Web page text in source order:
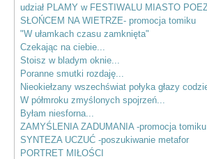
udział PLAMY w FESTIWALU MIASTO
SŁOŃCEM NA WIETRZE- promocja tomiku
"W ułamkach czasu zamknięta"
Czekając na ciebie...
Stoisz w bladym oknie...
Poranne smutki rozdaję...
Nieokiełzany wszechświat połyka głazy
W półmroku zmyślonych spojrzeń...
Byłam niesforna...
ZAMYŚLENIA ZADUMANIA -promocja
SYNTEZA UCZUĆ -poszukiwanie metafor
PORTRET MIŁOŚCI